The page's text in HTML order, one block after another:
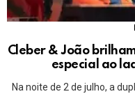
Cleber & João
especial ao
Na noite de 2 de julho, a